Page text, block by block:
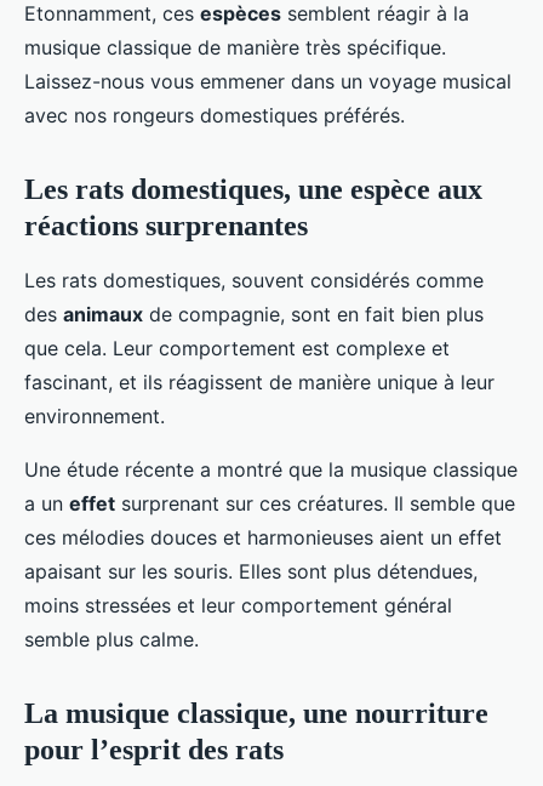
Etonnamment, ces espèces semblent réagir à la
musique classique de manière très spécifique.
Laissez-nous vous emmener dans un voyage musical
avec nos rongeurs domestiques préférés.
Les rats domestiques, une espèce aux
réactions surprenantes
Les rats domestiques, souvent considérés comme
des animaux de compagnie, sont en fait bien plus
que cela. Leur comportement est complexe et
fascinant, et ils réagissent de manière unique à leur
environnement.
Une étude récente a montré que la musique classique
a un effet surprenant sur ces créatures. Il semble que
ces mélodies douces et harmonieuses aient un effet
apaisant sur les souris. Elles sont plus détendues,
moins stressées et leur comportement général
semble plus calme.
La musique classique, une nourriture
pour l’esprit des rats